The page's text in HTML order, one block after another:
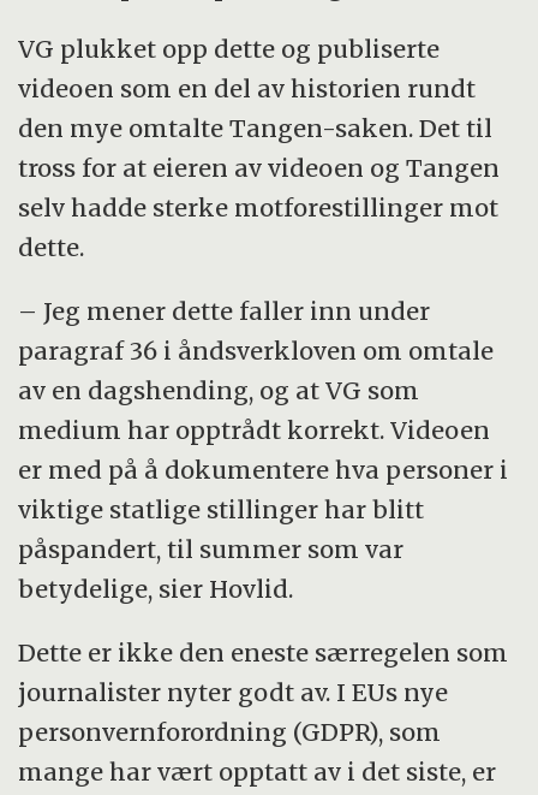
VG plukket opp dette og publiserte
videoen som en del av historien rundt
den mye omtalte Tangen-saken. Det til
tross for at eieren av videoen og Tangen
selv hadde sterke motforestillinger mot
dette.
– Jeg mener dette faller inn under
paragraf 36 i åndsverkloven om omtale
av en dagshending, og at VG som
medium har opptrådt korrekt. Videoen
er med på å dokumentere hva personer i
viktige statlige stillinger har blitt
påspandert, til summer som var
betydelige, sier Hovlid.
Dette er ikke den eneste særregelen som
journalister nyter godt av. I EUs nye
personvernforordning (GDPR), som
mange har vært opptatt av i det siste, er